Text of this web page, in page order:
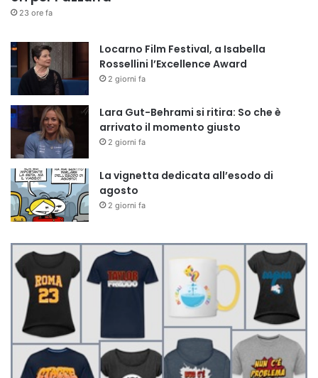
23 ore fa
Locarno Film Festival, a Isabella
Rossellini l’Excellence Award
2 giorni fa
Lara Gut-Behrami si ritira: So che è
arrivato il momento giusto
2 giorni fa
La vignetta dedicata all’esodo di
agosto
2 giorni fa